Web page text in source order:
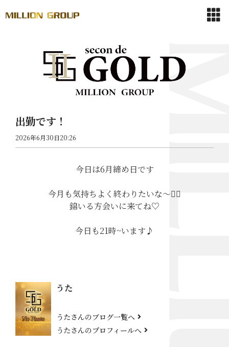
出勤です！
2026年6月30日20:26
今日は6月締め日です
今月も気持ちよく終わりたいな〜🙂‍↕️
錦いる方会いに来てね♡
今日も21時~います♪
うた
うたさんのブログ一覧へ
うたさんのプロフィールへ